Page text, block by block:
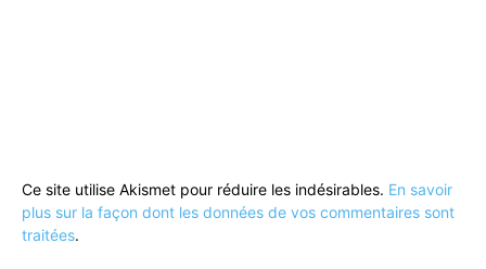
Ce site utilise Akismet pour réduire les indésirables. En savoir
plus sur la façon dont les données de vos commentaires sont
traitées.